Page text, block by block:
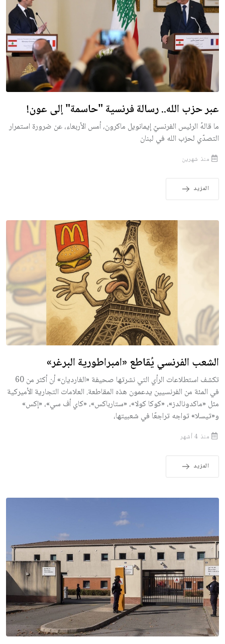
عبر حزب الله.. رسالة فرنسية "حاسمة" إلى عون!
ما قالهُ الرئيس الفرنسيّ إيمانويل ماكرون، أمس الأربعاء، عن ضرورة استمرار
التصدّي لحزب الله في لبنان
منذ شهرين
المزيد
الشعب الفرنسي يُقاطع «امبراطورية البرغر»
تكشف استطلاعات الرأي التي نشرتها صحيفة «الغارديان» أن أكثر من 60
في المئة من الفرنسيين يدعمون هذه المقاطعة. العلامات التجارية الأميركية
مثل «ماكدونالدز»، «كوكا كولا»، «ستارباكس»، «كاي أف سي»، «إكس»
و«تيسلا» تواجه تراجعًا في شعبيتها،
منذ 4 أشهر
المزيد